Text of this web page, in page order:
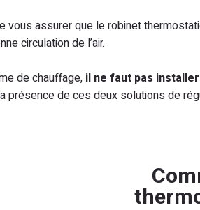
vous assurer que le robinet
circulation de l’air.
de chauffage, il ne faut pas
présence de ces deux solutions de